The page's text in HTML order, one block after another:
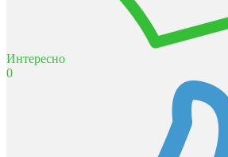
Интересно
0